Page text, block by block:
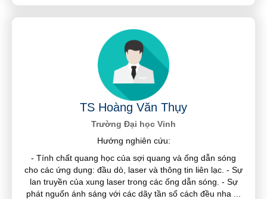
TS Hoàng Văn Thụy
Trường Đại học Vinh
Hướng nghiên cứu:
- Tính chất quang học của sợi quang và ống dẫn sóng
cho các ứng dụng: đầu dò, laser và thông tin liên lạc. - Sự
lan truyền của xung laser trong các ống dẫn sóng. - Sự
phát nguốn ánh sáng với các dãy tần số cách đều nha